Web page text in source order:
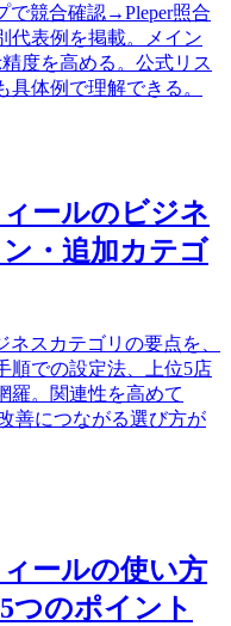
で競合確認→Pleper照合
代表例を掲載。メイン
度を高める。公式リス
具体例で理解できる。
ールのビジネ
・追加カテゴ
スカテゴリの要点を、
順での設定法、上位5店
羅。関連性を高めて
善につながる選び方が
ールの使い方
つのポイント